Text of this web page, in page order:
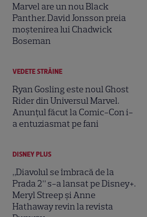
Marvel are un nou Black
Panther. David Jonsson preia
moștenirea lui Chadwick
Boseman
VEDETE STRĂINE
Ryan Gosling este noul Ghost
Rider din Universul Marvel.
Anunțul făcut la Comic-Con i-
a entuziasmat pe fani
DISNEY PLUS
„Diavolul se îmbracă de la
Prada 2” s-a lansat pe Disney+.
Meryl Streep și Anne
Hathaway revin la revista